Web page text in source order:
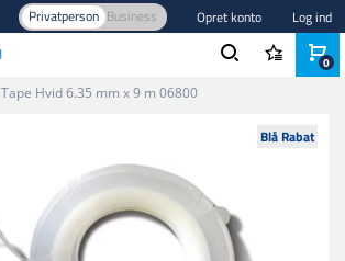
Privatperson Business Opret konto Log ind
Tape Hvid 6.35 mm x 9 m 06800
Blå Rabat
0